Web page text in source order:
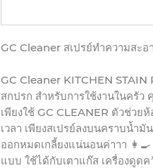
GC Cleaner สเปรย์ทำความสะ
GC Cleaner KITCHEN STAIN
สกปรก สำหรับการใช้งานในครัว
เพียงใช้ GC CLEANER ตัวช่วยห้
เวลา เพียงสเปรย์ลงบนคราบน้ำมั
ออกหมดเกลี้ยงแน่นอนค่าาา 👩
แบบ ใช้ได้กับเตาแก๊ส เครื่องดูด